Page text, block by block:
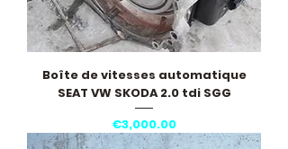
Boîte de vitesses automatique
SEAT VW SKODA 2.0 tdi SGG
Price
€3,000.00